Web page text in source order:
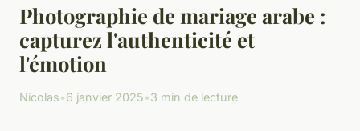
Photographie de mariage arabe :
capturez l'authenticité et
l'émotion
Nicolas•6 janvier 2025•3 min de lecture